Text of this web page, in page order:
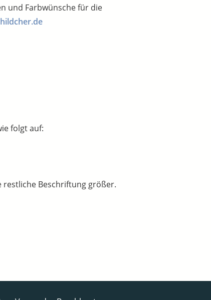
und Farbwünsche für die
folgt auf:
Beschriftung größer.